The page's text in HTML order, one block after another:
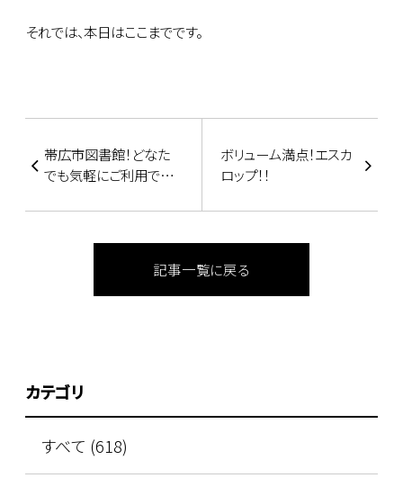
それでは、本日はここまでです。
帯広市図書館！どなた
でも気軽にご利用でき
ボリューム満点！エスカ
ロップ！！
記事一覧に戻る
カテゴリ
すべて (618)